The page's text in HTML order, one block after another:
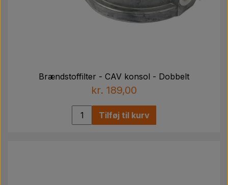
Brændstoffilter - CAV konsol - Dobbelt
kr. 189,00
Tilføj til kurv